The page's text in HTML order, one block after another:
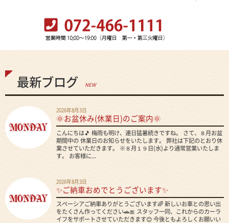
最新ブログ NEW
2026年8月3日
🌞お盆休み(休業日)のご案内🌞
こんにちは🎵 梅雨も明け、連日猛暑続きですね。 さて、８月お盆
期間中の 休業日のお知らせをいたします。 弊社は下記のとおり休
業させていただきます。 ※８月１９日(水)より通常営業いたしま
す。 お客様に...
2026年8月3日
✨ご納車おめでとうございます✨
スペーシアご納車ありがとうございます🌈 新しいお車との思い出
をたくさん作ってください🚗🎀 スタッフ一同、これからのカーラ
イフをサポートさせていただきます😊 今後ともよろしくお願いい